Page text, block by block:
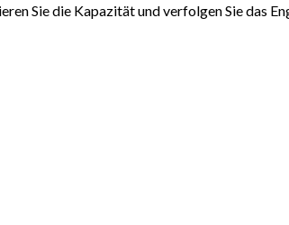
Sie die Kapazität und verfolgen Sie das